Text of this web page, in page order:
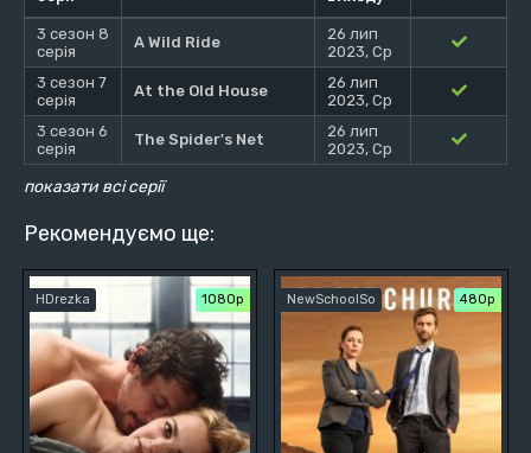
3 сезон 8
серія
A Wild Ride
26 лип
2023, Ср
3 сезон 7
серія
At the Old House
26 лип
2023, Ср
3 сезон 6
серія
The Spider's Net
26 лип
2023, Ср
показати всі серії
Рекомендуємо ще:
HDrezka 1080p NewSchoolSo 480р